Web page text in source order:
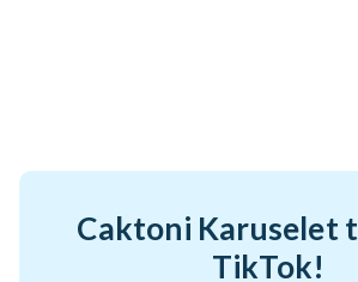
Caktoni Karuselet
TikTok!